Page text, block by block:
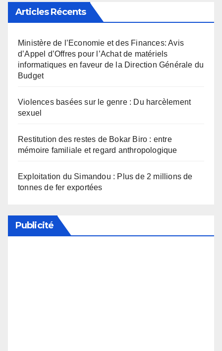
Articles Récents
Ministère de l’Economie et des Finances: Avis
d’Appel d’Offres pour l’Achat de matériels
informatiques en faveur de la Direction Générale du
Budget
Violences basées sur le genre : Du harcèlement
sexuel
Restitution des restes de Bokar Biro : entre
mémoire familiale et regard anthropologique
Exploitation du Simandou : Plus de 2 millions de
tonnes de fer exportées
Publicité